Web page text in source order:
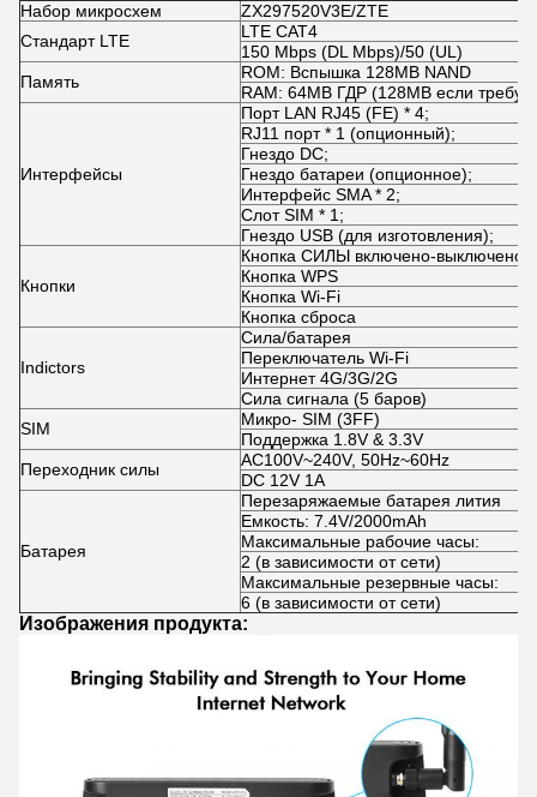
Набор микросхем
ZX297520V3E/ZTE
Стандарт LTE
LTE CAT4
150 Mbps (DL Mbps)/50 (UL)
Память
ROM: Вспышка 128MB NAND
RAM: 64MB ГДР (128MB если
Интерфейсы
Порт LAN RJ45 (FE) * 4;
RJ11 порт * 1 (опционный);
Гнездо DC;
Гнездо батареи (опционное);
Интерфейс SMA * 2;
Слот SIM * 1;
Гнездо USB (для изготовления);
Кнопки
Кнопка СИЛЫ включено-выключено
Кнопка WPS
Кнопка Wi-Fi
Кнопка сброса
Indictors
Сила/батарея
Переключатель Wi-Fi
Интернет 4G/3G/2G
Сила сигнала (5 баров)
SIM
Микро- SIM (3FF)
Поддержка 1.8V & 3.3V
Переходник силы
AC100V~240V, 50Hz~60Hz
DC 12V 1A
Батарея
Перезаряжаемые батарея лития
Емкость: 7.4V/2000mAh
Максимальные рабочие часы:
2 (в зависимости от сети)
Максимальные резервные часы:
6 (в зависимости от сети)
Изображения продукта: